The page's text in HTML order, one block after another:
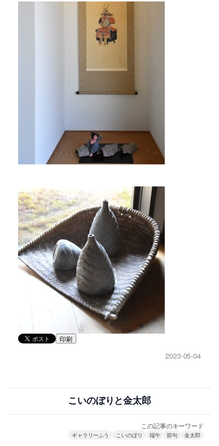
印刷
2023-05-04
こいのぼりと金太郎
この記事のキーワード
ギャラリーふう こいのぼり 端午 節句 金太郎